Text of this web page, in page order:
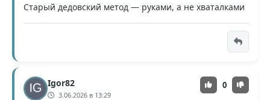
Старый дедовский метод — руками, а не хваталками
Igor82
3.06.2026 в 13:29
0